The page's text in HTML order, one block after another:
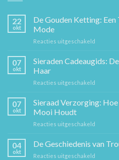
22
okt
De Gouden Ketting:
Mode
Reacties uitgeschakeld
Gouden
Sierkunst
07
okt
Sieraden Cadeaugids:
Haar
Reacties uitgeschakeld
De
Hem
07
okt
Sieraad Verzorging: Hoe
Mooi Houdt
Reacties uitgeschakeld
04
okt
De Geschiedenis van
Reacties uitgeschakeld